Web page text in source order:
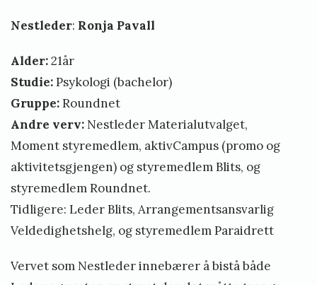
Nestleder: Ronja Pavall
Alder:21år
Studie:Psykologi (bachelor)
Gruppe:Roundnet
Andre verv: Nestleder Materialutvalget,
Moment styremedlem, aktivCampus (promo og
aktivitetsgjengen) og styremedlem Blits, og
styremedlem Roundnet.
Tidligere: Leder Blits, Arrangementsansvarlig
Veldedighetshelg, og styremedlem Paraidrett
Vervet som Nestleder innebærer å bistå både